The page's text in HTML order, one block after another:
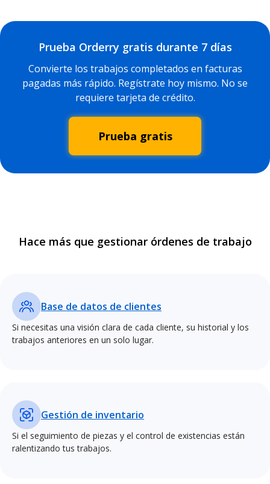
Prueba Orderry gratis durante 7 días
Convierte los trabajos completados en facturas
pagadas más rápido. Regístrate hoy mismo. No se
requiere tarjeta de crédito.
Prueba gratis
Hace más que gestionar órdenes de trabajo
Base de datos de clientes
Si necesitas una visión clara de cada cliente, su historial y los
trabajos anteriores en un solo lugar.
Gestión de inventario
Si el seguimiento de piezas y el control de existencias están
ralentizando tus trabajos.